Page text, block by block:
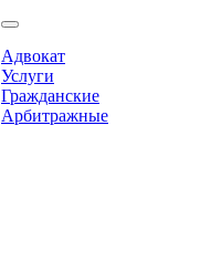
Адвокат
Услуги
Гражданские
Арбитражные